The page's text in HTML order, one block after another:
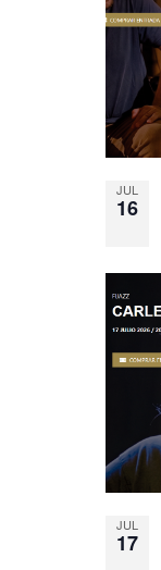
JUL
16
JUL
17